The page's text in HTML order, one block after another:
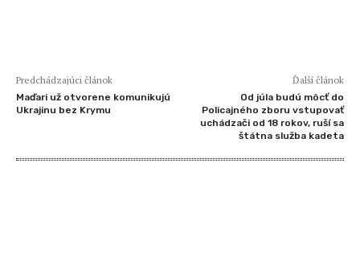
Predchádzajúci článok
Maďari už otvorene komunikujú
Ukrajinu bez Krymu
Ďalší článok
Od júla budú môcť do
Policajného zboru vstupovať
uchádzači od 18 rokov, ruší sa
štátna služba kadeta